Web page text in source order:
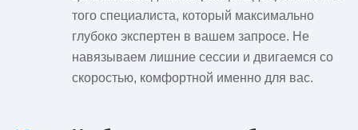
того специалиста, который максимально
глубоко экспертен в вашем запросе. Не
навязываем лишние сессии и двигаемся со
скоростью, комфортной именно для вас.